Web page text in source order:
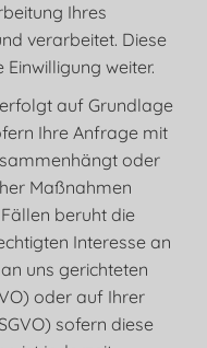
Ihres
verarbeitet. Diese
weiter.
auf Grundlage
Ihre Anfrage mit
oder
Maßnahmen
beruht die
Interesse an
uns gerichteten
oder auf Ihrer
sofern diese